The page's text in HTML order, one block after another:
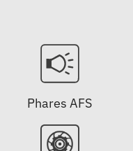
Phares AFS